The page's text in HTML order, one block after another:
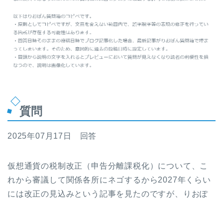
質問
2025年07月17日 回答
仮想通貨の税制改正（申告分離課税化）について、こ
れから審議して関係各所にネゴするから2027年くらい
には改正の見込みという記事を見たのですが、りおぽ